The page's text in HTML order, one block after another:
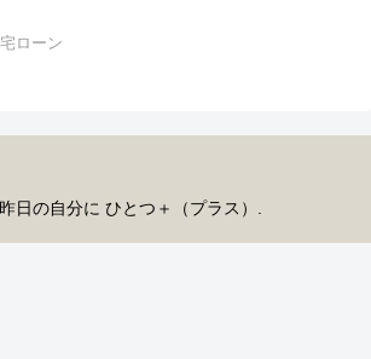
ローン
日の自分に ひとつ＋（プラス）.